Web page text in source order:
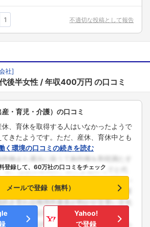
1 不適切な投稿として報告
社]
後半女性 年収400万円 の口コミ
・育児・介護）の口コミ
、育休を取得する人はいなかったようで
きたようです。ただ、産休、育休中とも
く環境の口コミの続きを読む
登録して、60万社の口コミをチェック
メールで登録（無料）
Yahoo!
で登録